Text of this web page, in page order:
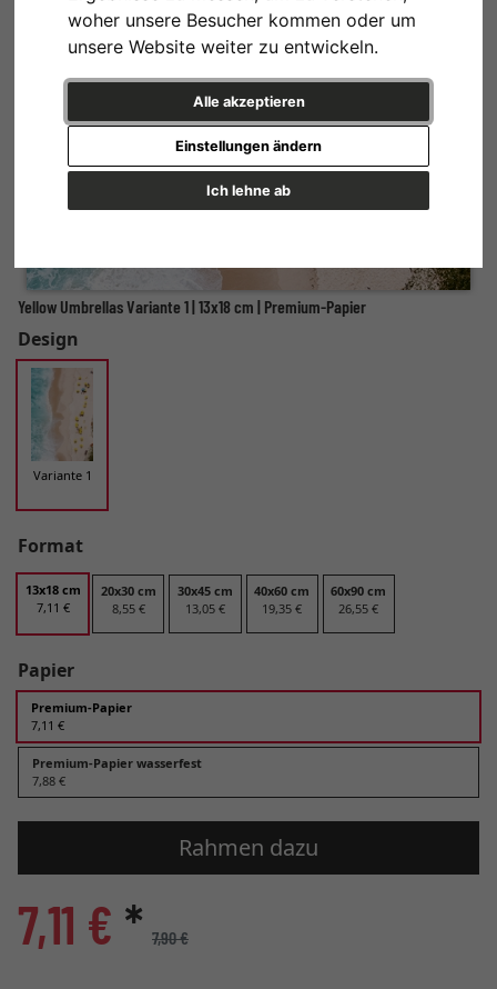
woher unsere Besucher kommen oder um
unsere Website weiter zu entwickeln.
Alle akzeptieren
Ich lehne ab
Einstellungen ändern
Yellow Umbrellas Variante 1 | 13x18 cm | Premium-Papier
Design
Variante 1
Format
13x18 cm
7,11 €
20x30 cm
8,55 €
30x45 cm
13,05 €
40x60 cm
19,35 €
60x90 cm
26,55 €
Papier
Premium-Papier
7,11 €
Premium-Papier wasserfest
7,88 €
Rahmen dazu
7,11 € * 7,90 €